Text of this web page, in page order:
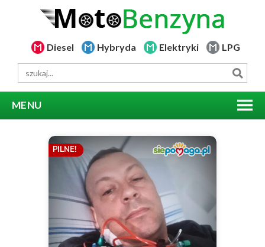
Diesel Hybryda Elektryki LPG
MENU